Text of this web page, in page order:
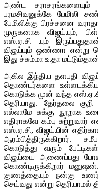
அண்ட சராசரங்களையும்
பரமசிவனுக்கே பேமிலி
பேமிலிக்கு பிரச்சனை
முருகனாக விஜய்யும்,
எஸ்.ஏ.சி யும்
விஜய்யும் ஒண்ணா என்று
இது ச்சும்மா உ.தா
அகில இந்திய தளபதி
தொண்டர்களை
கொடுக்க முன் வந்த
தெரியாது. தேர்தலை
எல்லாமே சுக்கு நூறாக
எதிராகவே கம்பு
எஸ்.ஏ.சி, விஜய்யின்
ஆரம்பித்திருக்கிறார்.
கொடுத்து வரும்
விஜய்யை அணைப்பது
கொண்டிருக்கிறார்
குணத்தையும் நன்கு
செய்வது என்று தெரியாமல்